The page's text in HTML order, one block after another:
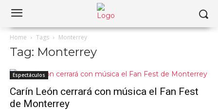
Home Tags Monterrey
Tag: Monterrey
Espectáculos
Carín León cerrará con música el Fan Fest
de Monterrey